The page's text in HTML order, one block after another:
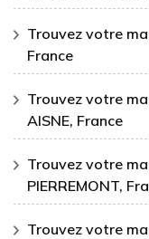
Trouvez votre
France
Trouvez votre
AISNE, France
Trouvez votre
PIERREMONT,
Trouvez votre